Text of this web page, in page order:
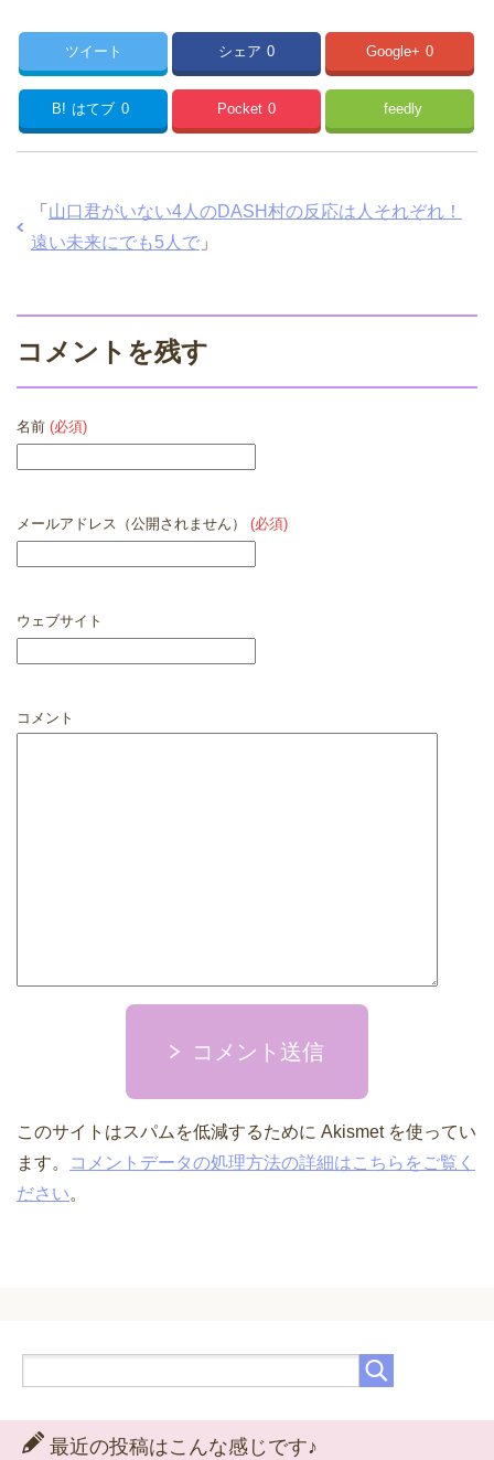
ツイート シェア 0 Google+ 0
B! はてブ 0 Pocket 0 feedly
「 山口君がいない4人のDASH村の反応は人それぞれ！
遠い未来にでも5人で 」
コメントを残す
名前 (必須)
メールアドレス（公開されません） (必須)
ウェブサイト
コメント
コメント送信
このサイトはスパムを低減するために Akismet を使ってい
ます。
コメントデータの処理方法の詳細はこちらをご覧く
ださい。
最近の投稿はこんな感じです♪